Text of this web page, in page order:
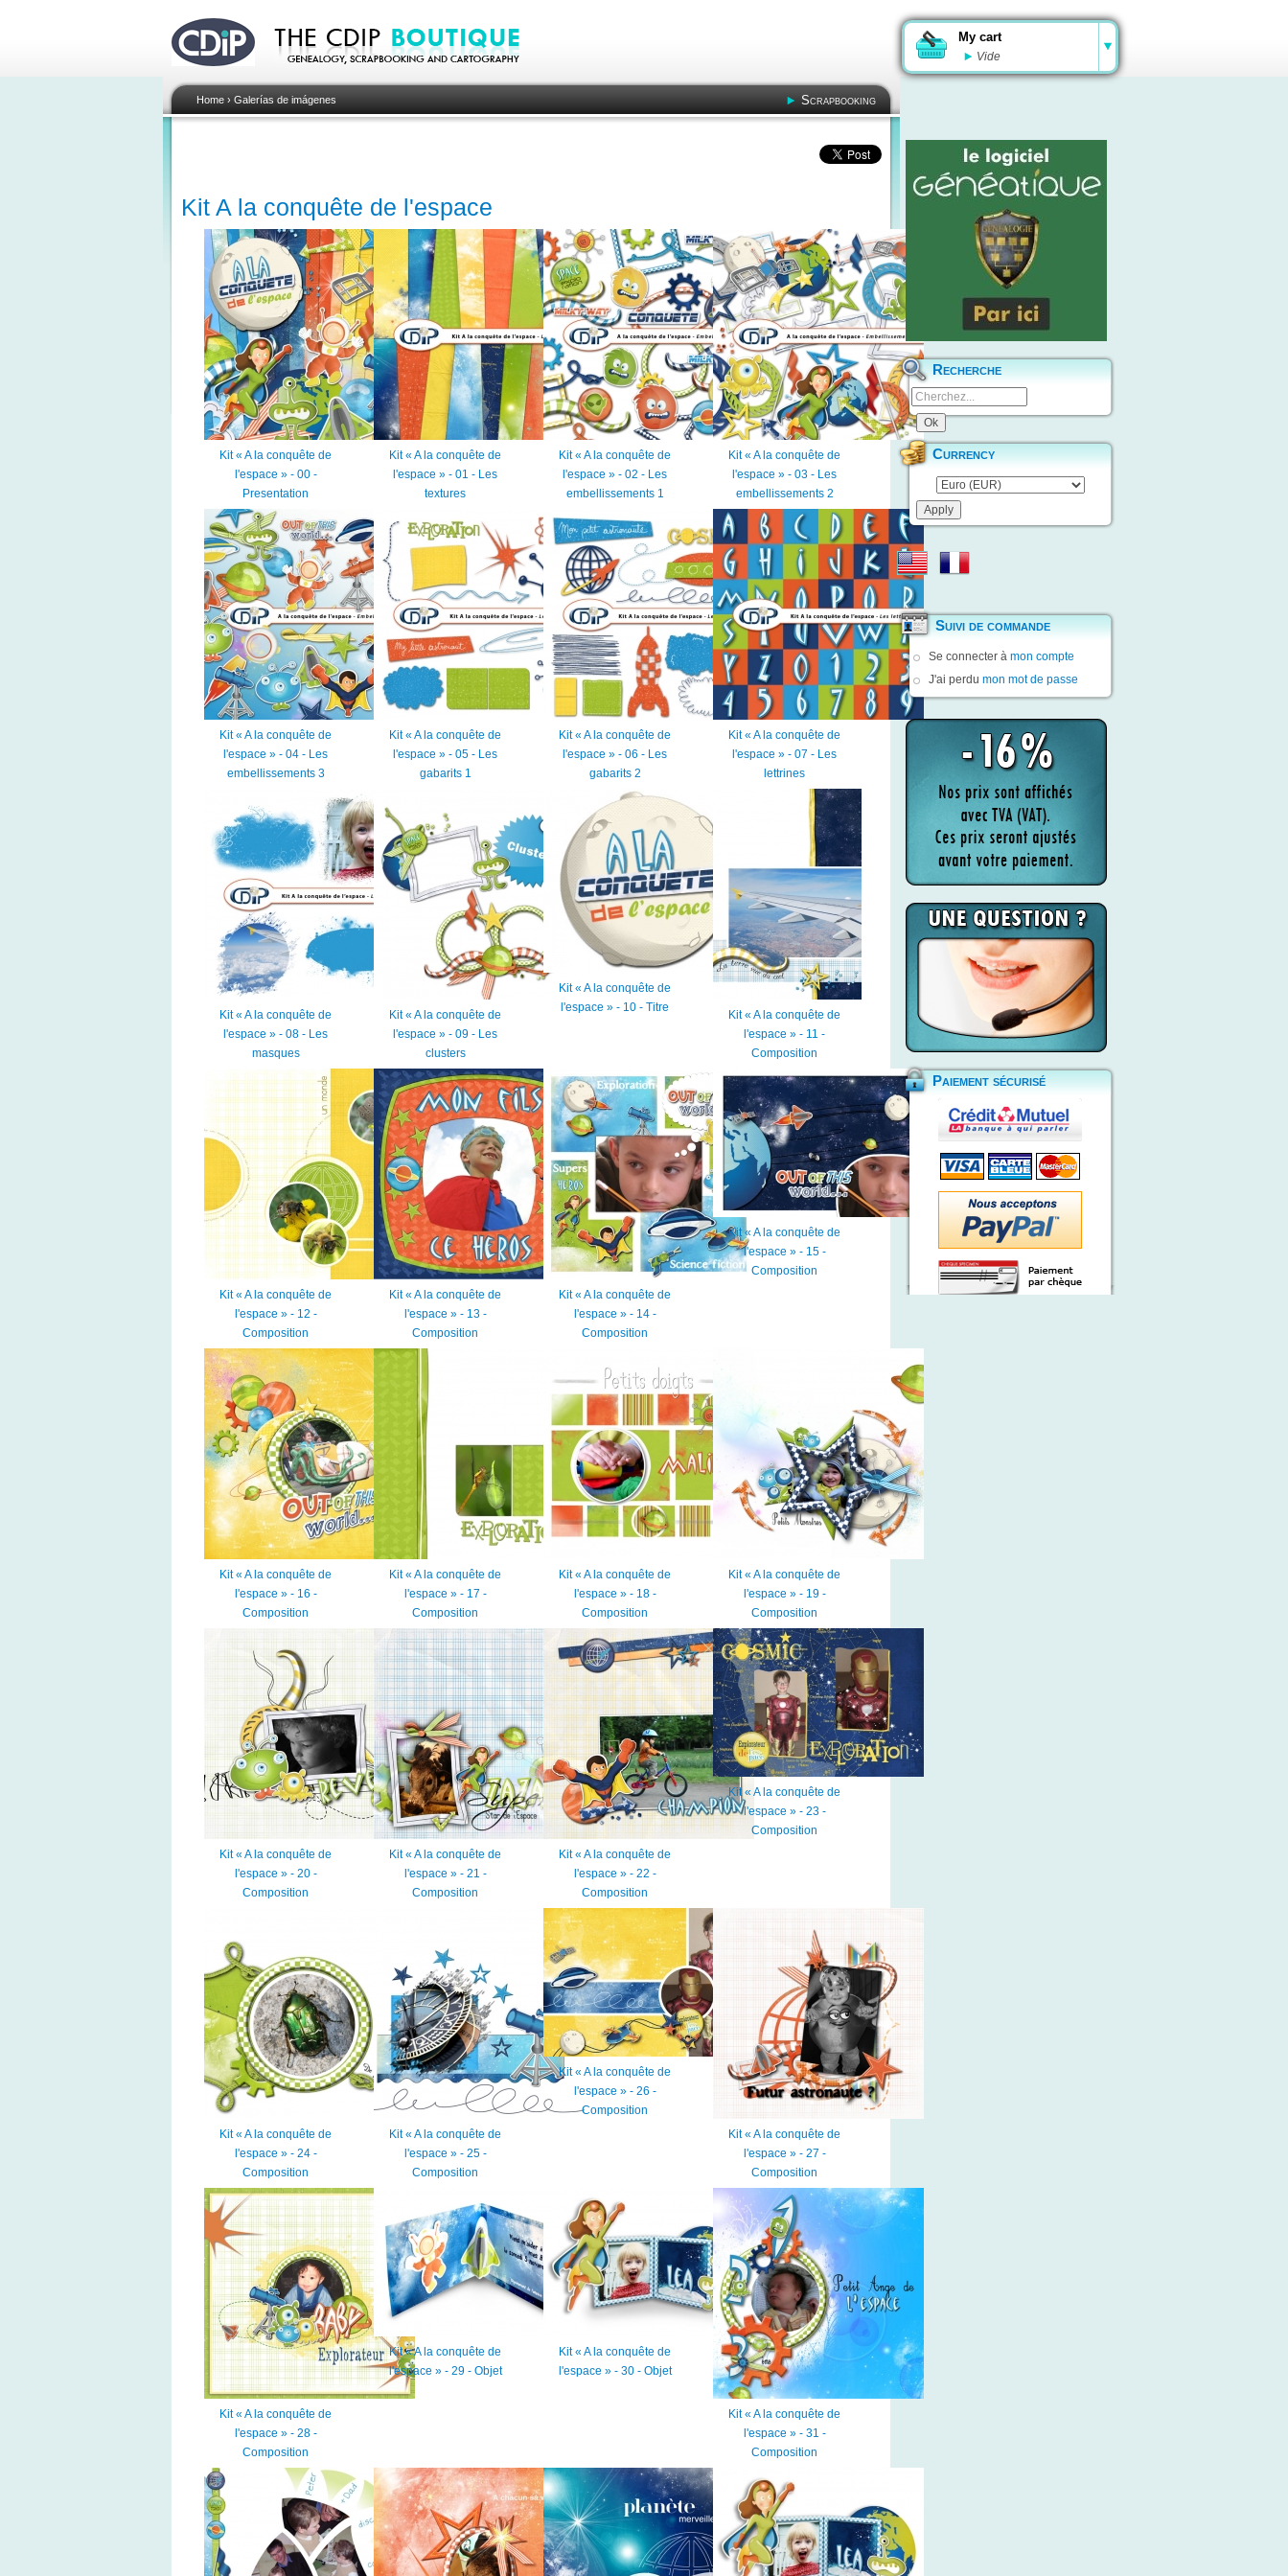
My cart
Vide
Home› Galerías de imágenes Scrapbooking
Kit A la conquête de l'espace
Kit « A la conquête de
l'espace » - 00 -
Presentation
Kit « A la conquête de
l'espace » - 01 - Les
textures
Kit « A la conquête de
l'espace » - 02 - Les
embellissements 1
Kit « A la conquête de
l'espace » - 03 - Les
embellissements 2
Kit « A la conquête de
l'espace » - 04 - Les
embellissements 3
Kit « A la conquête de
l'espace » - 05 - Les
gabarits 1
Kit « A la conquête de
l'espace » - 06 - Les
gabarits 2
Kit « A la conquête de
l'espace » - 07 - Les
lettrines
Kit « A la conquête de
l'espace » - 08 - Les
masques
Kit « A la conquête de
l'espace » - 09 - Les
clusters
Kit « A la conquête de
l'espace » - 10 - Titre
Kit « A la conquête de
l'espace » - 11 -
Composition
Kit « A la conquête de
l'espace » - 12 -
Composition
Kit « A la conquête de
l'espace » - 13 -
Composition
Kit « A la conquête de
l'espace » - 14 -
Composition
Kit « A la conquête de
l'espace » - 15 -
Composition
Kit « A la conquête de
l'espace » - 16 -
Composition
Kit « A la conquête de
l'espace » - 17 -
Composition
Kit « A la conquête de
l'espace » - 18 -
Composition
Kit « A la conquête de
l'espace » - 19 -
Composition
Kit « A la conquête de
l'espace » - 20 -
Composition
Kit « A la conquête de
l'espace » - 21 -
Composition
Kit « A la conquête de
l'espace » - 22 -
Composition
Kit « A la conquête de
l'espace » - 23 -
Composition
Kit « A la conquête de
l'espace » - 24 -
Composition
Kit « A la conquête de
l'espace » - 25 -
Composition
Kit « A la conquête de
l'espace » - 26 -
Composition
Kit « A la conquête de
l'espace » - 27 -
Composition
Kit « A la conquête de
l'espace » - 28 -
Composition
Kit « A la conquête de
l'espace » - 29 - Objet
Kit « A la conquête de
l'espace » - 30 - Objet
Kit « A la conquête de
l'espace » - 31 -
Composition
Recherche
Currency
Suivi de commande
Se connecter à mon compte
J'ai perdu mon mot de passe
Paiement sécurisé